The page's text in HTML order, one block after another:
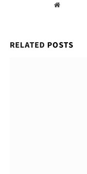
Website
RELATED POSTS